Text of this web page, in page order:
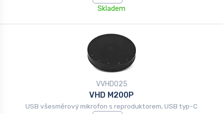
Skladem
VVHD025
VHD M200P
USB všesměrový mikrofon s reproduktorem, USB typ-C